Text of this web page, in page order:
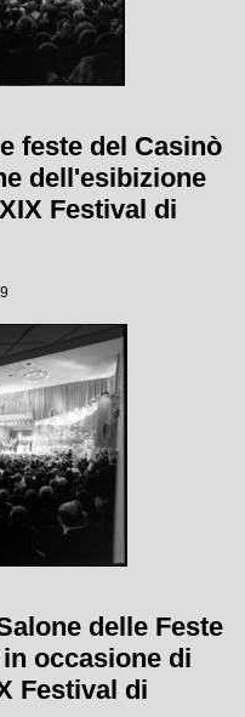
feste del Casinò
dell'esibizione
Festival di
delle Feste
occasione di
Festival di